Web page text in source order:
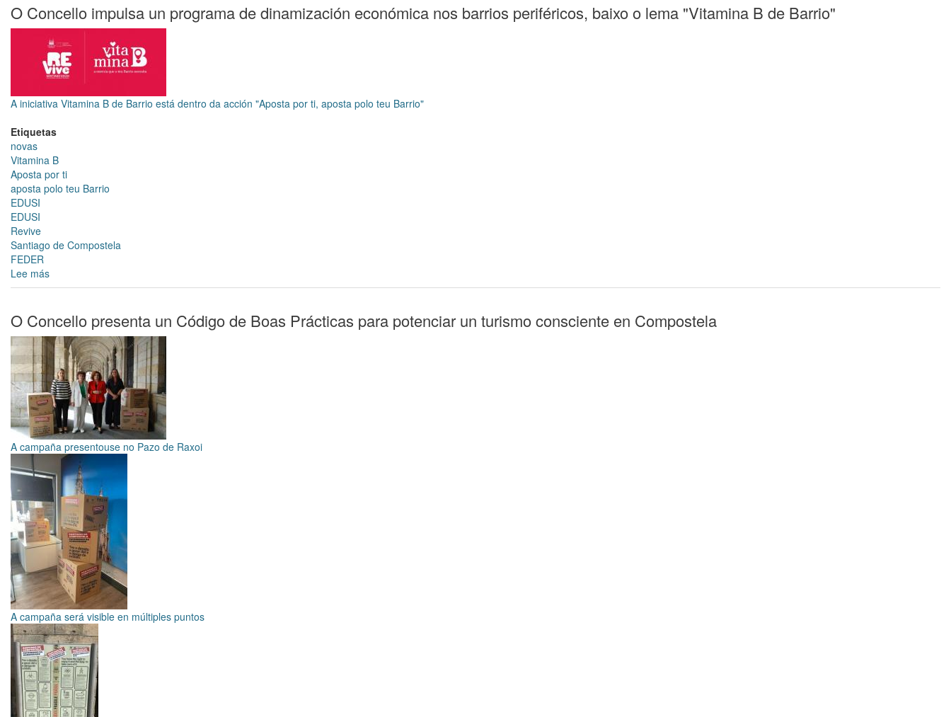
a
presidencia
de
REDEL,
a
Rede
de
Entidades
Desenvolvemento
O Concello impulsa un programa de dinamización económica nos barrios periféricos, baixo o lema "Vitamina B de Barrio"
A iniciativa Vitamina B de Barrio está dentro da acción "Aposta por ti, aposta polo teu Barrio"
Etiquetas
novas
Vitamina B
Aposta por ti
aposta polo teu Barrio
EDUSI
EDUSI
Revive
Santiago de Compostela
FEDER
Lee más
O
impulsa
un
programa
de
dinamización
económica
nos
barrios
periféricos,
baixo
o
lema
"Vitamina
B
de
Barrio"
O Concello presenta un Código de Boas Prácticas para potenciar un turismo consciente en Compostela
A campaña presentouse no Pazo de Raxoi
A campaña será visible en múltiples puntos